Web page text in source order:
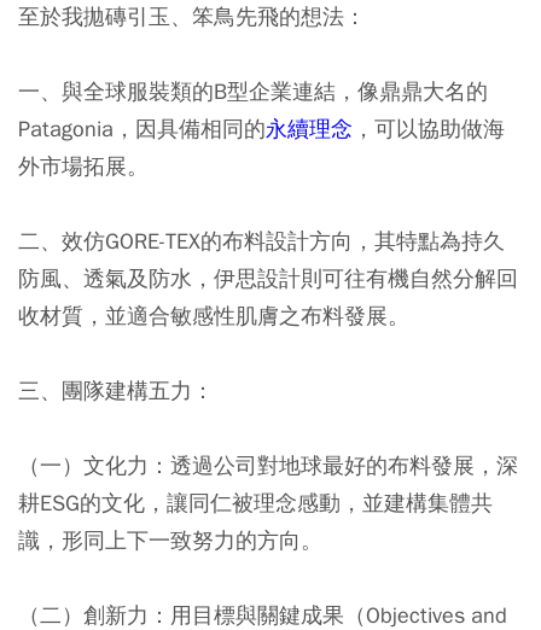
至於我拋磚引玉、笨鳥先飛的想法：
一、與全球服裝類的B型企業連結，像鼎鼎大名的
Patagonia，因具備相同的永續理念 ，可以協助做海
外市場拓展。
二、效仿GORE-TEX的布料設計方向，其特點為持久
防風、透氣及防水，伊思設計則可往有機自然分解回
收材質，並適合敏感性肌膚之布料發展。
三、團隊建構五力：
（一）文化力：透過公司對地球最好的布料發展，深
耕ESG的文化，讓同仁被理念感動，並建構集體共
識，形同上下一致努力的方向。
（二）創新力：用目標與關鍵成果（Objectives and